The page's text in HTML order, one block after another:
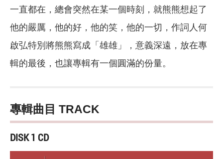
一直都在，總會突然在某一個時刻，就熊熊想起了
他的嚴厲，他的好，他的笑，他的一切，作詞人何
啟弘特別將熊熊寫成「雄雄」，意義深遠，放在專
輯的最後，也讓專輯有一個圓滿的份量。
專輯曲目 TRACK
DISK 1 CD